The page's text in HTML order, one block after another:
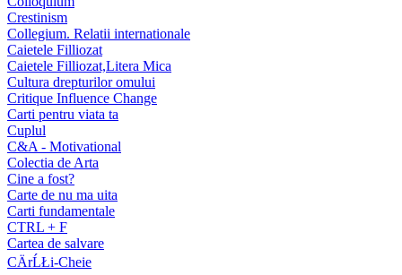
Crestinism
Collegium. Relatii internationale
Caietele Filliozat
Caietele Filliozat,Litera Mica
Cultura drepturilor omului
Critique Influence Change
Carti pentru viata ta
Cuplul
C&A - Motivational
Colectia de Arta
Cine a fost?
Carte de nu ma uita
Carti fundamentale
CTRL + F
Cartea de salvare
CÄrĹŁi-Cheie